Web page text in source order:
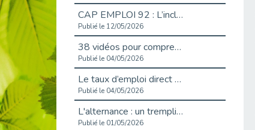
CAP EMPLOI 92 : L’inclusion portée à son sommet, bien au-delà des quotas
Publié le 12/05/2026
38 vidéos pour comprendre et agir durablement
Publié le 04/05/2026
Le taux d’emploi direct dans la fonction publique dépasse 6 % en 2025
Publié le 04/05/2026
L'alternance : un tremplin vers l'emploi aussi pour les personnes en situation de handicap
Publié le 01/05/2026